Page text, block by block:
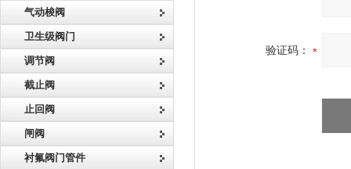
气动梭阀
卫生级阀门
调节阀
截止阀
止回阀
闸阀
衬氟阀门管件
验证码：